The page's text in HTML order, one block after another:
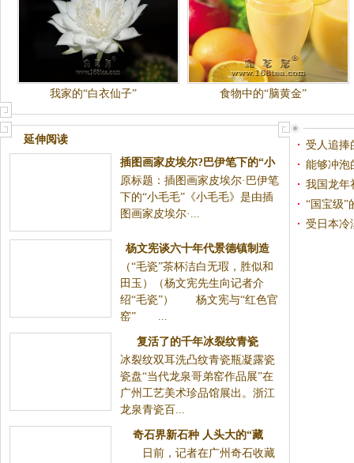
我家的“白衣仙子” 食物中的“脑黄金”
延伸阅读
插图画家皮埃尔?巴伊笔下的“小
毛毛”
原标题：插图画家皮埃尔·巴伊笔
下的“小毛毛”《小毛毛》是由插
图画家皮埃尔·...
杨文宪谈六十年代景德镇制造
的“毛泽东用瓷”
（“毛瓷”茶杯洁白无瑕，胜似和
田玉）（杨文宪先生向记者介
绍“毛瓷”） 杨文宪与“红色官
窑” ...
复活了的千年冰裂纹青瓷
冰裂纹双耳洗凸纹青瓷瓶凝露瓷
瓷盘“当代龙泉哥弟窑作品展”在
广州工艺美术珍品馆展出。浙江
龙泉青瓷百...
奇石界新石种 人头大的“藏
瓷”估值1.2亿元
日前，记者在广州奇石收藏
受人追捧
能够冲泡
我国龙年
时代的“
“国宝级”
受日本冷